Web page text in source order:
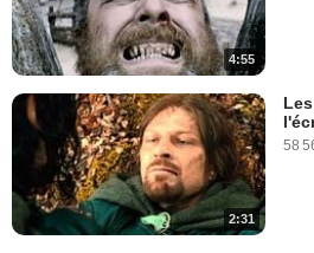
4:55
2:31
58